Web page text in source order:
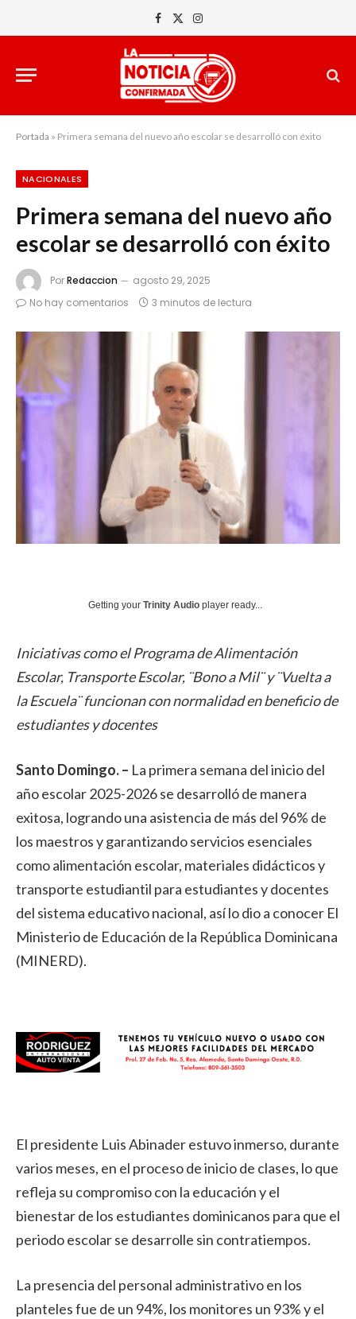
Facebook
X
Instagram
Portada » Primera semana del nuevo año escolar se desarrolló con éxito
NACIONALES
Primera semana del nuevo año
escolar se desarrolló con éxito
PorRedaccion
agosto 29, 2025
No hay comentarios
3 minutos de lectura
Getting your Trinity Audio player ready...
Iniciativas como el Programa de Alimentación
Escolar, Transporte Escolar, ¨Bono a Mil¨ y ¨Vuelta a
la Escuela¨ funcionan con normalidad en beneficio de
estudiantes y docentes
Santo Domingo. – La primera semana del inicio del
año escolar 2025-2026 se desarrolló de manera
exitosa, logrando una asistencia de más del 96% de
los maestros y garantizando servicios esenciales
como alimentación escolar, materiales didácticos y
transporte estudiantil para estudiantes y docentes
del sistema educativo nacional, así lo dio a conocer El
Ministerio de Educación de la República Dominicana
(MINERD).
El presidente Luis Abinader estuvo inmerso, durante
varios meses, en el proceso de inicio de clases, lo que
refleja su compromiso con la educación y el
bienestar de los estudiantes dominicanos para que el
periodo escolar se desarrolle sin contratiempos.
La presencia del personal administrativo en los
planteles fue de un 94%, los monitores un 93% y el